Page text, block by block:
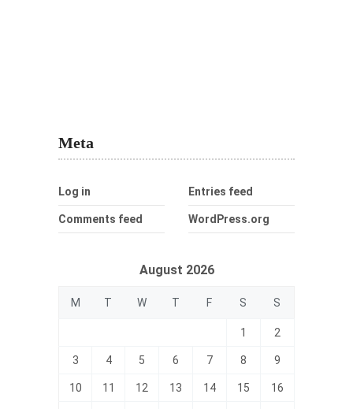
Meta
Log in Entries feed
Comments feed WordPress.org
August 2026
M T W T F S S
1 2
3 4 5 6 7 8 9
10 11 12 13 14 15 16